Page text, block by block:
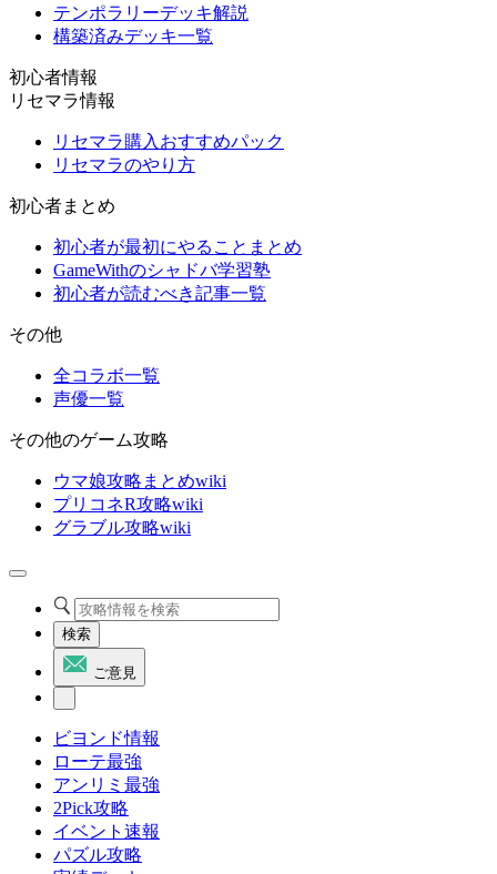
テンポラリーデッキ解説
構築済みデッキ一覧
初心者情報
リセマラ情報
リセマラ購入おすすめパック
リセマラのやり方
初心者まとめ
初心者が最初にやることまとめ
GameWithのシャドバ学習塾
初心者が読むべき記事一覧
その他
全コラボ一覧
声優一覧
その他のゲーム攻略
ウマ娘攻略まとめwiki
プリコネR攻略wiki
グラブル攻略wiki
検索
ご意見
ビヨンド情報
ローテ最強
アンリミ最強
2Pick攻略
イベント速報
パズル攻略